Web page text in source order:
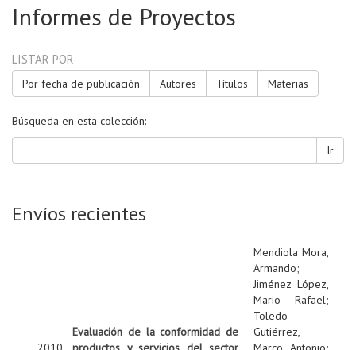
Informes de Proyectos
LISTAR POR
Por fecha de publicación Autores Títulos Materias
Búsqueda en esta colección:
Ir
Envíos recientes
Evaluación de la conformidad de
Mendiola Mora,
Armando;
Jiménez López,
Mario Rafael;
Toledo
Gutiérrez,